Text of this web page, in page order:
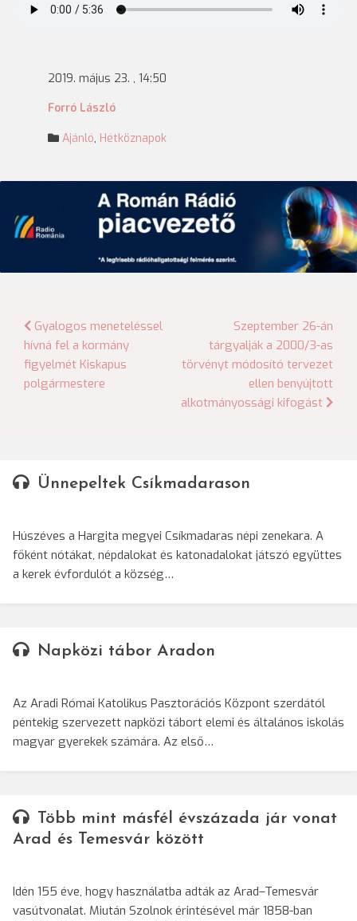
2019. május 23. , 14:50
Forró László
Ajánló, Hétköznapok
Bejegyzés
navigáció
Gyalogos meneteléssel
hívná fel a kormány
figyelmét Kiskapus
polgármestere
Szeptember 26-án
tárgyalják a 2000/3-as
törvényt módosító tervezet
ellen benyújtott
alkotmányossági kifogást
Ünnepeltek Csíkmadarason
Húszéves a Hargita megyei Csíkmadaras népi zenekara. A
főként nótákat, népdalokat és katonadalokat játszó együttes
a kerek évfordulót a község…
Napközi tábor Aradon
Az Aradi Római Katolikus Pasztorációs Központ szerdától
péntekig szervezett napközi tábort elemi és általános iskolás
magyar gyerekek számára. Az első…
Több mint másfél évszázada jár vonat
Arad és Temesvár között
Idén 155 éve, hogy használatba adták az Arad–Temesvár
vasútvonalat. Miután Szolnok érintésével már 1858-ban